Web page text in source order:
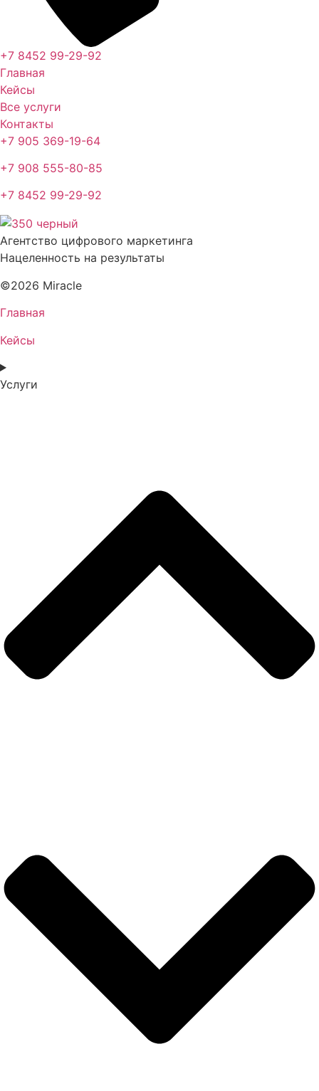
+7 8452 99-29-92
Главная
Кейсы
Все услуги
Контакты
+7 905 369-19-64
+7 908 555-80-85
+7 8452 99-29-92
Агентство цифрового маркетинга
Нацеленность на результаты
©2026 Miracle
Главная
Кейсы
Услуги